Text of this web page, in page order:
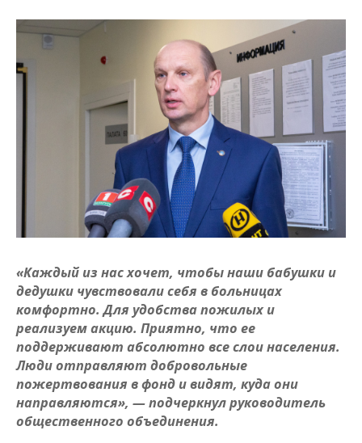
«Каждый из нас хочет, чтобы наши бабушки и
дедушки чувствовали себя в больницах
комфортно. Для удобства пожилых и
реализуем акцию. Приятно, что ее
поддерживают абсолютно все слои населения.
Люди отправляют добровольные
пожертвования в фонд и видят, куда они
направляются», — подчеркнул руководитель
общественного объединения.